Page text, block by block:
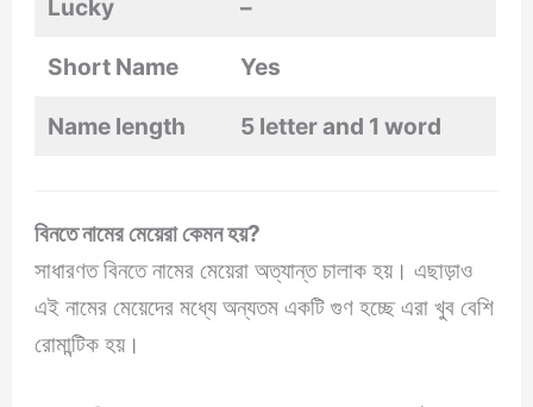
Lucky –
Short Name Yes
Name length 5 letter and 1 word
বিনতে নামের মেয়েরা কেমন হয়?
সাধারণত বিনতে নামের মেয়েরা অত্যান্ত চালাক হয়। এছাড়াও
এই নামের মেয়েদের মধ্যে অন্যতম একটি গুণ হচ্ছে এরা খুব বেশি
রোমান্টিক হয়।